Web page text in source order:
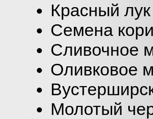
Красный
Семена
Сливочное
Оливковое
Молотый